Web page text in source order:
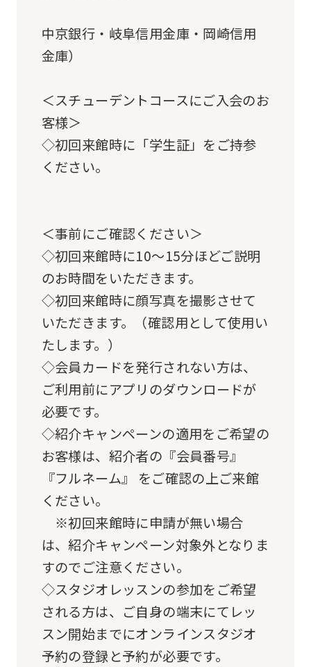
中京銀行・岐阜信用金庫・岡崎信用
金庫）
＜スチューデントコースにご入会のお
客様＞
◇初回来館時に「学生証」をご持参
ください。
＜事前にご確認ください＞
◇初回来館時に10～15分ほどご説明
のお時間をいただきます。
◇初回来館時に顔写真を撮影させて
いただきます。（確認用として使用い
たします。）
◇会員カードを発行されない方は、
ご利用前にアプリのダウンロードが
必要です。
◇紹介キャンペーンの適用をご希望の
お客様は、紹介者の『会員番号』
『フルネーム』 をご確認の上ご来館
ください。
※初回来館時に申請が無い場合
は、紹介キャンペーン対象外となりま
すのでご注意ください。
◇スタジオレッスンの参加をご希望
される方は、ご自身の端末にてレッ
スン開始までにオンラインスタジオ
予約の登録と予約が必要です。
mechanically,
so
be
an
The
translation
may
differ
from
the
original
content.
We
ask
that
you
fully
understand
this
before
using
the
service.